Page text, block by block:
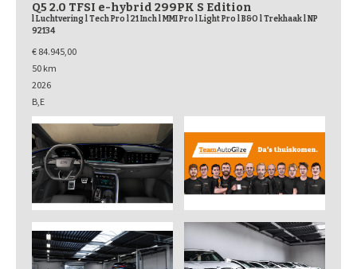
Q5 2.0 TFSI e-hybrid 299PK S Edition
l Luchtvering l Tech Pro l 21 Inch l MMI Pro l Light Pro l B&O l Trekhaak l NP
92134
€ 84.945,00
50 km
2026
B,E